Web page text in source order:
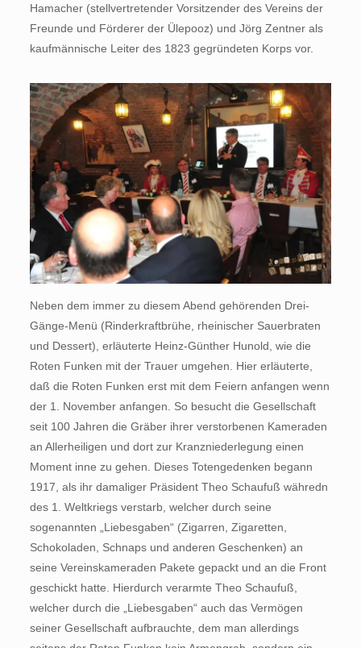
Hamacher (stellvertretender Vorsitzender des Vereins der
Freunde und Förderer der Ülepooz) und Jörg Zentner als
kaufmännische Leiter des 1823 gegründeten Korps vor.
Neben dem immer zu diesem Abend gehörenden Drei-
Gänge-Menü (Rinderkraftbrühe, rheinischer Sauerbraten
und Dessert), erläuterte Heinz-Günther Hunold, wie die
Roten Funken mit der Trauer umgehen. Hier erläuterte,
daß die Roten Funken erst mit dem Feiern anfangen wenn
der 1. November anfangen. So besucht die Gesellschaft
seit 100 Jahren die Gräber ihrer verstorbenen Kameraden
an Allerheiligen und dort zur Kranzniederlegung einen
Moment inne zu gehen. Dieses Totengedenken begann
1917, als ihr damaliger Präsident Theo Schaufuß währedn
des 1. Weltkriegs verstarb, welcher durch seine
sogenannten „Liebesgaben“ (Zigarren, Zigaretten,
Schokoladen, Schnaps und anderen Geschenken) an
seine Vereinskameraden Pakete gepackt und an die Front
geschickt hatte. Hierdurch verarmte Theo Schaufuß,
welcher durch die „Liebesgaben“ auch das Vermögen
seiner Gesellschaft aufbrauchte, dem man allerdings